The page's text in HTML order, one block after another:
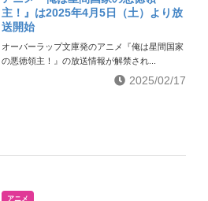
主！』は2025年4月5日（土）より放
送開始
オーバーラップ文庫発のアニメ『俺は星間国家
の悪徳領主！』の放送情報が解禁され...
2025/02/17
アニメ